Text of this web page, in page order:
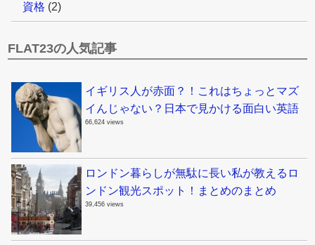
資格 (2)
FLAT23の人気記事
イギリス人が赤面？！これはちょっとマズ
イんじゃない？日本で見かける面白い英語
66,624 views
ロンドン暮らしが無駄に長い私が教えるロ
ンドン観光スポット！まとめのまとめ
39,456 views